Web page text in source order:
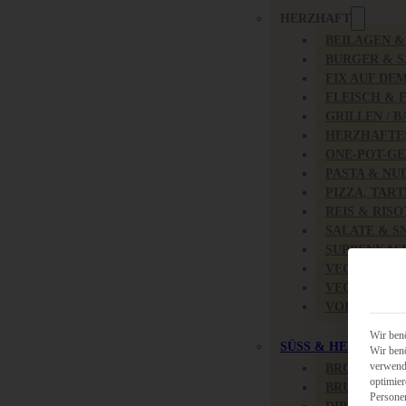
HERZHAFT
SALATE &
SÜSS & HERZHAFT
BRUNCH &
Wir
Wir